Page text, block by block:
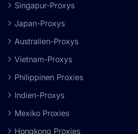
Singapur-Proxys
Japan-Proxys
Australien-Proxys
Vietnam-Proxys
Philippinen Proxies
Indien-Proxys
Mexiko Proxies
Hongkong Proxies